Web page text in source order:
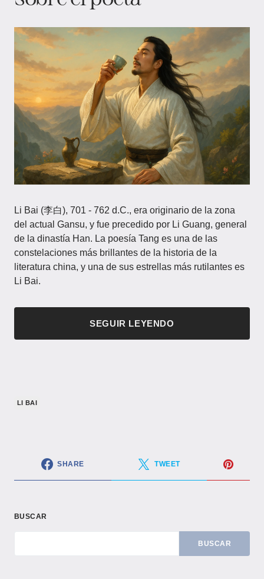
Li Bai (李白), 701 - 762 d.C., era originario de la zona
del actual Gansu, y fue precedido por Li Guang, general
de la dinastía Han. La poesía Tang es una de las
constelaciones más brillantes de la historia de la
literatura china, y una de sus estrellas más rutilantes es
Li Bai.
SEGUIR LEYENDO
LI BAI
SHARE TWEET
BUSCAR
BUSCAR